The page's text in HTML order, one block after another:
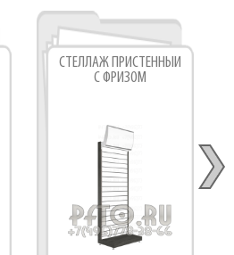
СТЕЛЛАЖ ПРИСТЕННЫЙ
С ФРИЗОМ